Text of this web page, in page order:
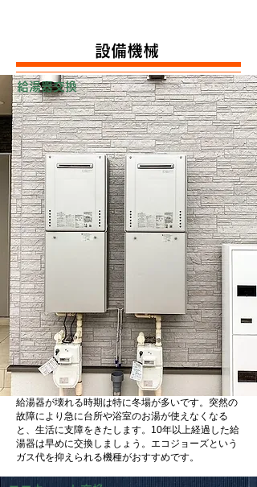
​設備機械
給湯器交換
給湯器が壊れる時期は特に冬場が多いです。突然の
故障により急に台所や浴室のお湯が使えなくなる
と、生活に支障をきたします。10年以上経過した給
湯器は早めに交換しましょう。エコジョーズという
ガス代を抑えられる機種がおすすめです。